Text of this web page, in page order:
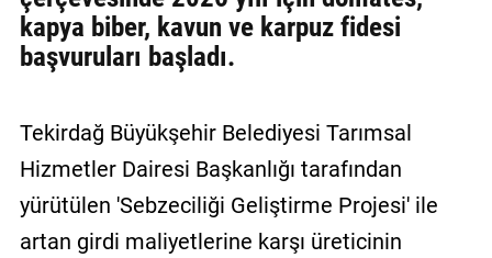
Künye
Gizlilik
Politikası
kapya biber, kavun ve karpuz fidesi
başvuruları başladı.
Tekirdağ Büyükşehir Belediyesi Tarımsal
Hizmetler Dairesi Başkanlığı tarafından
yürütülen 'Sebzeciliği Geliştirme Projesi' ile
artan girdi maliyetlerine karşı üreticinin